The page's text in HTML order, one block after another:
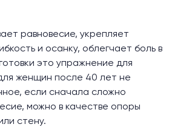
равновесие, укрепляет
и осанку, облегчает боль в
это упражнение для
женщин после 40 лет не
если сначала сложно
можно в качестве опоры
стену.